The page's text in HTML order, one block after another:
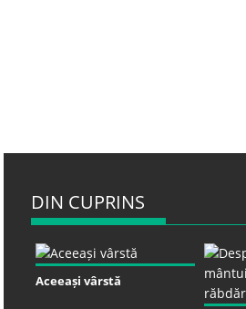
DIN CUPRINS
Aceeași vârstă